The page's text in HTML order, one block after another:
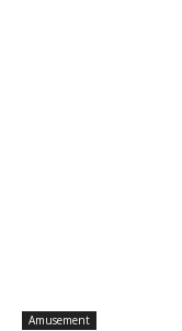
Amusement